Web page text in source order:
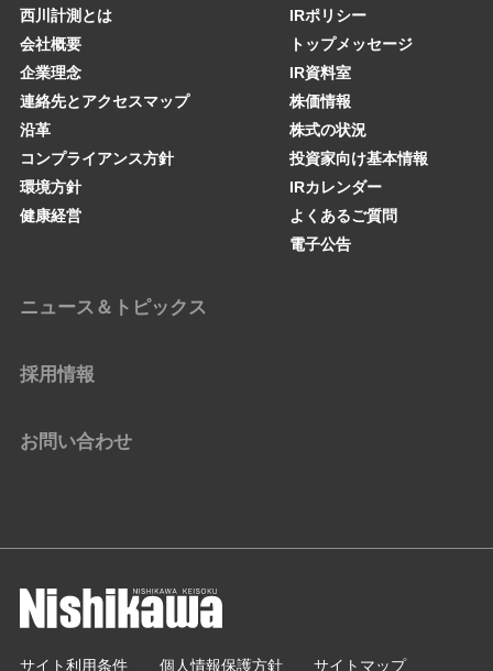
西川計測とは
会社概要
企業理念
連絡先とアクセスマップ
沿革
コンプライアンス方針
環境方針
健康経営
IRポリシー
トップメッセージ
IR資料室
株価情報
株式の状況
投資家向け基本情報
IRカレンダー
よくあるご質問
電子公告
ニュース＆トピックス
採用情報
お問い合わせ
サイト利用条件 個人情報保護方針 サイトマップ